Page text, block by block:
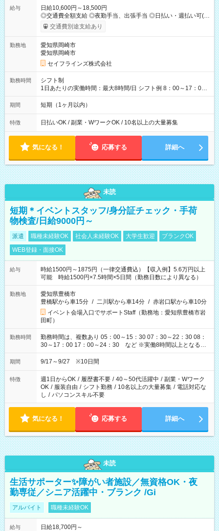
給与
日給10,600円～18,500円
◎交通費全額支給 ◎夜勤手当、出張手当 ◎日払い・週払い可(希
望者／条件有) ＜月収例＞ 日給10,600円×22日稼働＝23.5万円/
試用期間の長さ：3ヶ月 雇用形態、給与は本採用時と同じです。
交通費別途支給あり
勤務地
愛知県岡崎市
愛知県岡崎市
セイフラインズ株式会社
勤務時間
シフト制
1日あたりの実働時間：最大8時間/日 シフト例 8：00～17：00
21：00～6：00 ※現場によっては多少時間は前後します ▶残業
ほとんどなし！ ▶時間より早く終わることの方が多いと思いま
も日給は同額支給！
期間 短期（1ヶ月以内）
特徴 日払いOK / 副業・WワークOK / 10名以上の大量募集
気になる！ 応募する 詳細へ
未読
短期＊イベントスタッフ/身分証チェック・手荷
物検査/日給9000円～
派遣 職種未経験OK 社会人未経験OK 大学生歓迎
ブランクOK
WEB登録・面接OK
給与
時給1500円～1875円（一律交通費込）【収入例】5.6万円以上
可能 時給1500円×7.5時間×5日間（勤務日数により異なる）
勤務地
愛知県豊橋市
豊橋駅から車15分 / 二川駅から車14分 / 赤岩口駅から車10分
イベント会場入口でサポートStaff（勤務地：愛知県豊橋市岩
田町）
勤務時間
勤務時間は、複数あり 05：00～15：30 07：30～22：30 08：
30～17：00 17：00～24：30 など ※実働8時間以上となる勤
務もあります。 【休憩】60分+他休憩あり 交替で取得します。
安全面に配慮しこまめな休憩があります。
期間 9/17～9/27 ※10日間
特徴 週1日からOK / 履歴書不要 / 40～50代活躍中 / 副業・Wワーク
OK / 服装自由 / シフト勤務 / 10名以上の大量募集 / 電話対応な
し / パソコンスキル不要
気になる！ 応募する 詳細へ
未読
生活サポーター✨障がい者施設／無資格OK・夜
勤専従／シニア活躍中・ブランク /Gi
アルバイト 職種未経験OK
給与
日給18,700円～